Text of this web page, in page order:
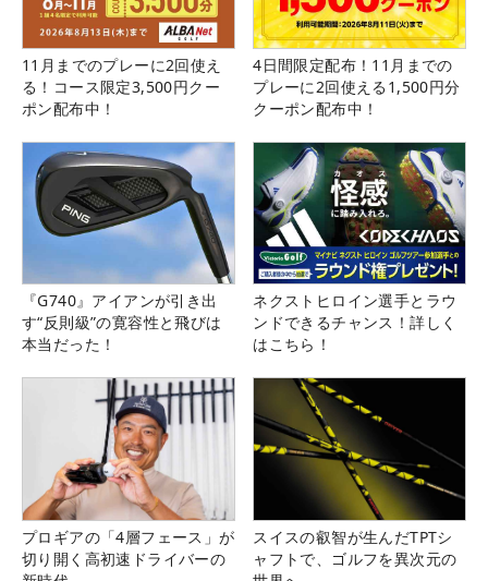
11月までのプレーに2回使え
る！コース限定3,500円クー
ポン配布中！
4日間限定配布！11月までの
プレーに2回使える1,500円分
クーポン配布中！
『G740』アイアンが引き出
す“反則級”の寛容性と飛びは
本当だった！
ネクストヒロイン選手とラウ
ンドできるチャンス！詳しく
はこちら！
プロギアの「4層フェース」が
切り開く高初速ドライバーの
スイスの叡智が生んだTPTシ
ャフトで、ゴルフを異次元の